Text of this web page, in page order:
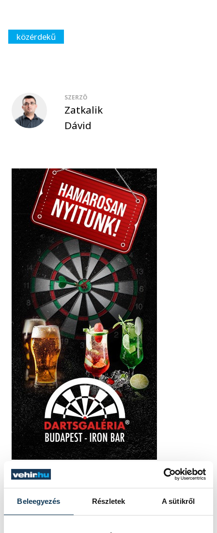
Beleegyezés Részletek A sütikről
közérdekű
SZERZŐ
Zatkalik
Dávid
TOVÁBBI CIKKEK
KÖZÉRDEKŰ